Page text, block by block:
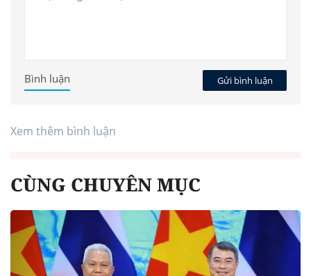
Gửi bình luận
Bình luận
Xem thêm bình luận
CÙNG CHUYÊN MỤC